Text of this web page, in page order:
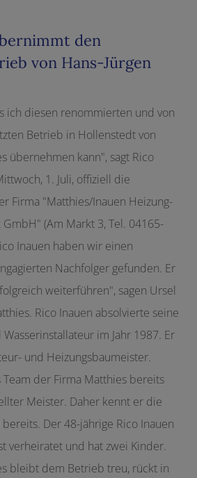
den
von Hans-Jürgen
ich diesen renommierten und von
Betrieb in Hollenstedt von
übernehmen kann", sagt Rico
1. Juli, offiziell die
Firma "Matthies/Inauen Heizung-
(Am Markt 3, Tel. 04165-
Inauen haben wir einen
Nachfolger gefunden. Er
weiterführen", sagen Ursel
Rico Inauen absolvierte seine
im Jahr 1987. Er
und Heizungsbaumeister.
Team der Firma Matthies bereits
Meister. Daher kennt er die
Der 48-jährige Rico Inauen
verheiratet und hat zwei Kinder.
bleibt dem Betrieb treu, rückt in